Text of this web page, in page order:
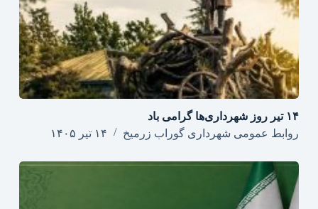
۱۴ تیر روز شهرداری‌ها گرامی باد
روابط عمومی شهرداری گوراب زرمیخ
۱۴ تیر ۱۴۰۵